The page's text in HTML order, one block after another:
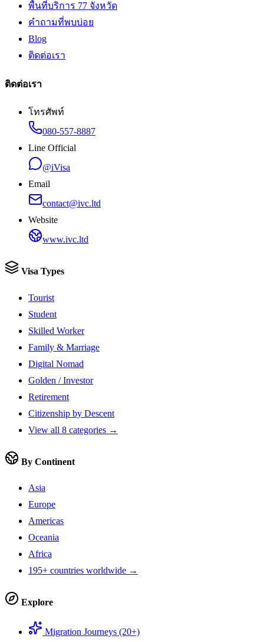
พื้นที่บริการ 77 จังหวัด
คำถามที่พบบ่อย
Blog
ติดต่อเรา
ติดต่อเรา
โทรศัพท์
080-557-8887
Line Official
@iVisa
Email
contact@ivc.ltd
Website
www.ivc.ltd
Visa Types
Tourist
Student
Skilled Worker
Family & Marriage
Digital Nomad
Golden / Investor
Retirement
Citizenship by Descent
View all 8 categories →
By Continent
Asia
Europe
Americas
Oceania
Africa
195+ countries worldwide →
Explore
Migration Journeys (20+)